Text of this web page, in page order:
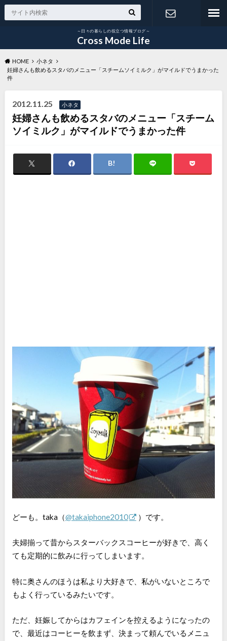
～日々の暮らしの役立つ情報ブログ～
Cross Mode Life
HOME
小ネタ
妊婦さんも飲めるスタバのメニュー「スチームソイミルク」がマイルドでうまかった
件
2012.11.25 小ネタ
妊婦さんも飲めるスタバのメニュー「スチーム
ソイミルク」がマイルドでうまかった件
どーも。taka（@takaiphone2010 ）です。
夫婦揃って昔からスターバックスコーヒーが好きで、高く
ても定期的に飲みに行ってしまいます。
特に奥さんのほうは私より大好きで、私がいないところで
もよく行っているみたいです。
ただ、妊娠してからはカフェインを控えるようになったの
で、最近はコーヒーを飲まず、決まって頼んでいるメニュ